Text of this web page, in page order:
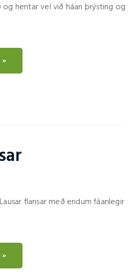
hentar vel við háan þrýsting og
flansar með endum fáanlegir